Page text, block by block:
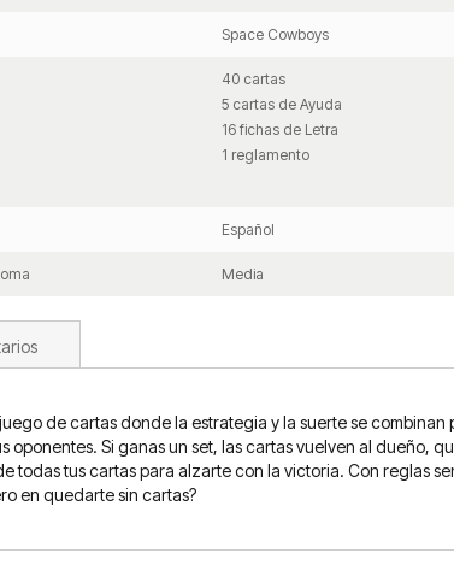
Space Cowboys
40 cartas
5 cartas de Ayuda
16 fichas de Letra
1 reglamento
Español
Media
de cartas donde la estrategia y la suerte se
oponentes. Si ganas un set, las cartas vuelven al dueño,
todas tus cartas para alzarte con la victoria. Con reglas
en quedarte sin cartas?